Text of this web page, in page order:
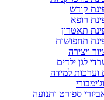
קודש
רופא
תאטרון
תחפושות
ויצירה
לגן ילדים
וערכות למידה
ספורט ותנועה